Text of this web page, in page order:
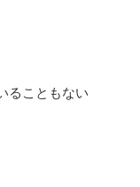
ることもない